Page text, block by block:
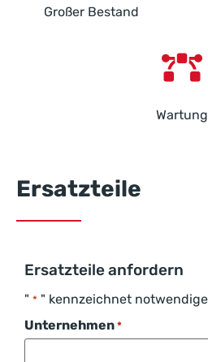
Großer Bestand
Wartung
Ersatzteile
Ersatzteile anfordern
" * " kennzeichnet
Unternehmen *